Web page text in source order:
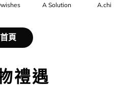
A Solution A.chi
頁
禮遇